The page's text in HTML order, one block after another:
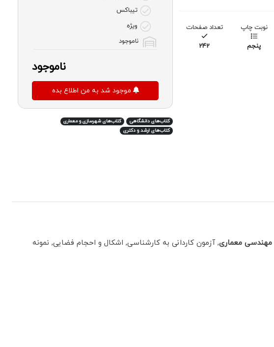
نوبت چاپ
پنجم
تعداد صفحات
242
تیباکس
ویژه
ناموجود
ناموجود
کتاب‌های دانشگاهی
کتاب‌های شهرسازی و معماری
کتاب‌های ارشد و دکتری
مهندسی معماری, آزمون کاردانی به کارشناسی, اشکال و احجام فضایی, نمونه